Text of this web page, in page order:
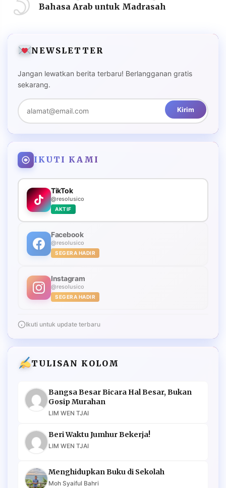
Bahasa Arab untuk Madrasah
NEWSLETTER
Jangan lewatkan berita terbaru! Berlangganan gratis
sekarang.
Kirim
IKUTI KAMI
TikTok
@resolusico
AKTIF
Facebook
@resolusico
SEGERA HADIR
Instagram
@resolusico
SEGERA HADIR
Ikuti untuk update terbaru
TULISAN KOLOM
Bangsa Besar Bicara Hal Besar, Bukan
Gosip Murahan
LIM WEN TJAI
Beri Waktu Jumhur Bekerja!
LIM WEN TJAI
Menghidupkan Buku di Sekolah
Moh Syaiful Bahri